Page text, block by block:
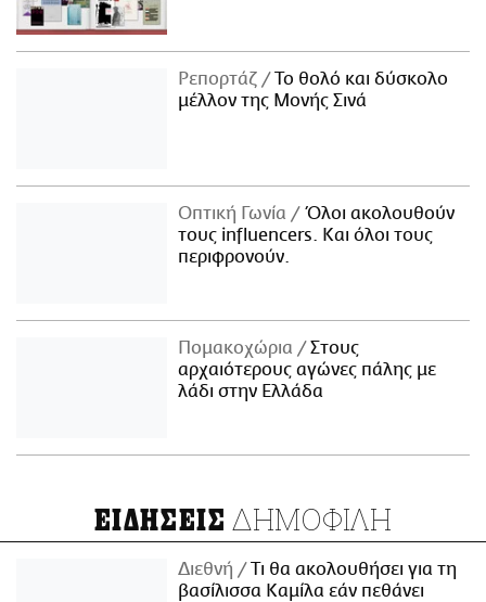
Ρεπορτάζ
Το θολό και δύσκολο
μέλλον της Μονής Σινά
Οπτική Γωνία
Όλοι ακολουθούν
τους influencers. Και όλοι τους
περιφρονούν.
Πομακοχώρια
Στους
αρχαιότερους αγώνες πάλης με
λάδι στην Ελλάδα
ΕΙΔΗΣΕΙΣ ΔΗΜΟΦΙΛΗ
Διεθνή
Τι θα ακολουθήσει για τη
βασίλισσα Καμίλα εάν πεθάνει